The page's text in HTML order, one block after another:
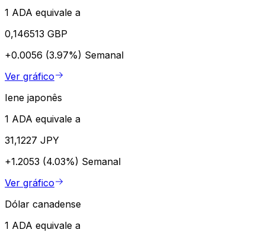
1 ADA equivale a
0,146513 GBP
+0.0056 (3.97%) Semanal
Ver gráfico
Iene japonês
1 ADA equivale a
31,1227 JPY
+1.2053 (4.03%) Semanal
Ver gráfico
Dólar canadense
1 ADA equivale a